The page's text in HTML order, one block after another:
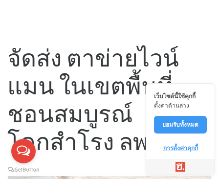
จัดส่ง ตาข่ายไวน์
แมน ในเขตพื้นที่
ชอนสมบูรณ์
โคกสำโรง ลพบุรี
เว็บไซต์นี้ใช้คุกกี้
ตั้งค่าด้านล่าง
ยอมรับทั้งหมด
การตั้งค่าคุกกี้